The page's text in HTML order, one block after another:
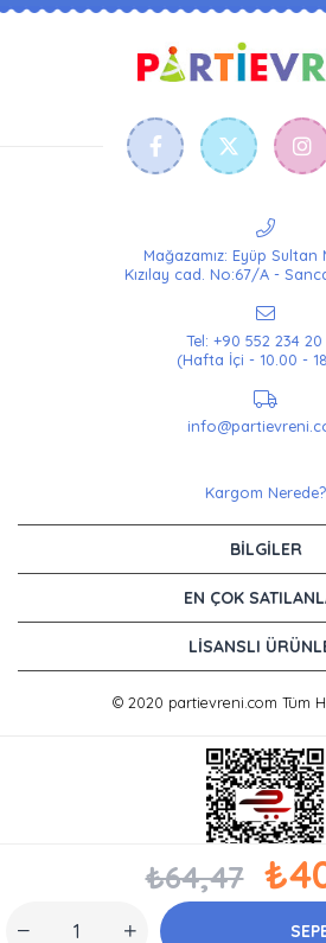
₺64,47
Mağazamız: Eyüp Sultan
Kızılay cad. No:67/A -
Tel: +90 552 234 20
(Hafta İçi - 10.00 -
Kargom Nerede?
BILGILER
EN ÇOK
LISANSLI
© 2020 partievreni.com Tüm